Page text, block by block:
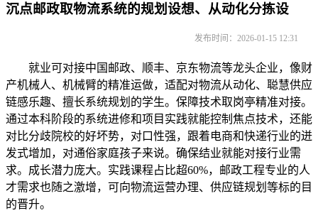
沉点邮政取物流系统的规划设想、从动化分拣设
发布时间：2026-01-15 12:31
就业可对接中国邮政、顺丰、京东物流等龙头企业，像财
产机械人、机械臂的精准运做，适配对物流从动化、聪慧供应
链感乐趣、擅长系统规划的学生。保障技术取岗亭精准对接。
通过本科阶段的系统进修和项目实践就能控制焦点技术，还能
对比分歧院校的好坏势，对口性强，跟着电商和快递行业的迸
发式增加，对通俗家庭孩子来说。确保结业就能对接行业需
求。成长潜力庞大。实践课程占比超60%，邮政工程专业的人
才需求也随之激增，可向物流运营办理、供应链规划等标的目
的晋升。